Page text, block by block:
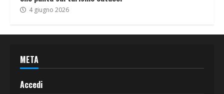
4 giugno 2026
META
Accedi